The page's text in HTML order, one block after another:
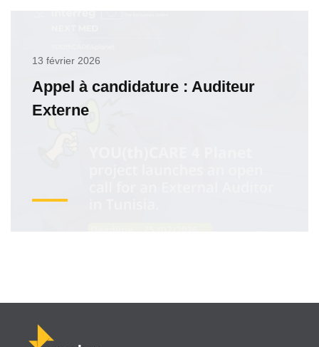
13 février 2026
Appel à candidature : Auditeur
Externe